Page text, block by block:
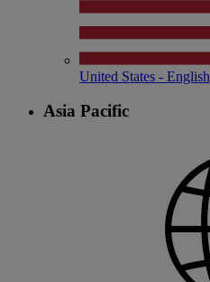
United States - English
Asia Pacific